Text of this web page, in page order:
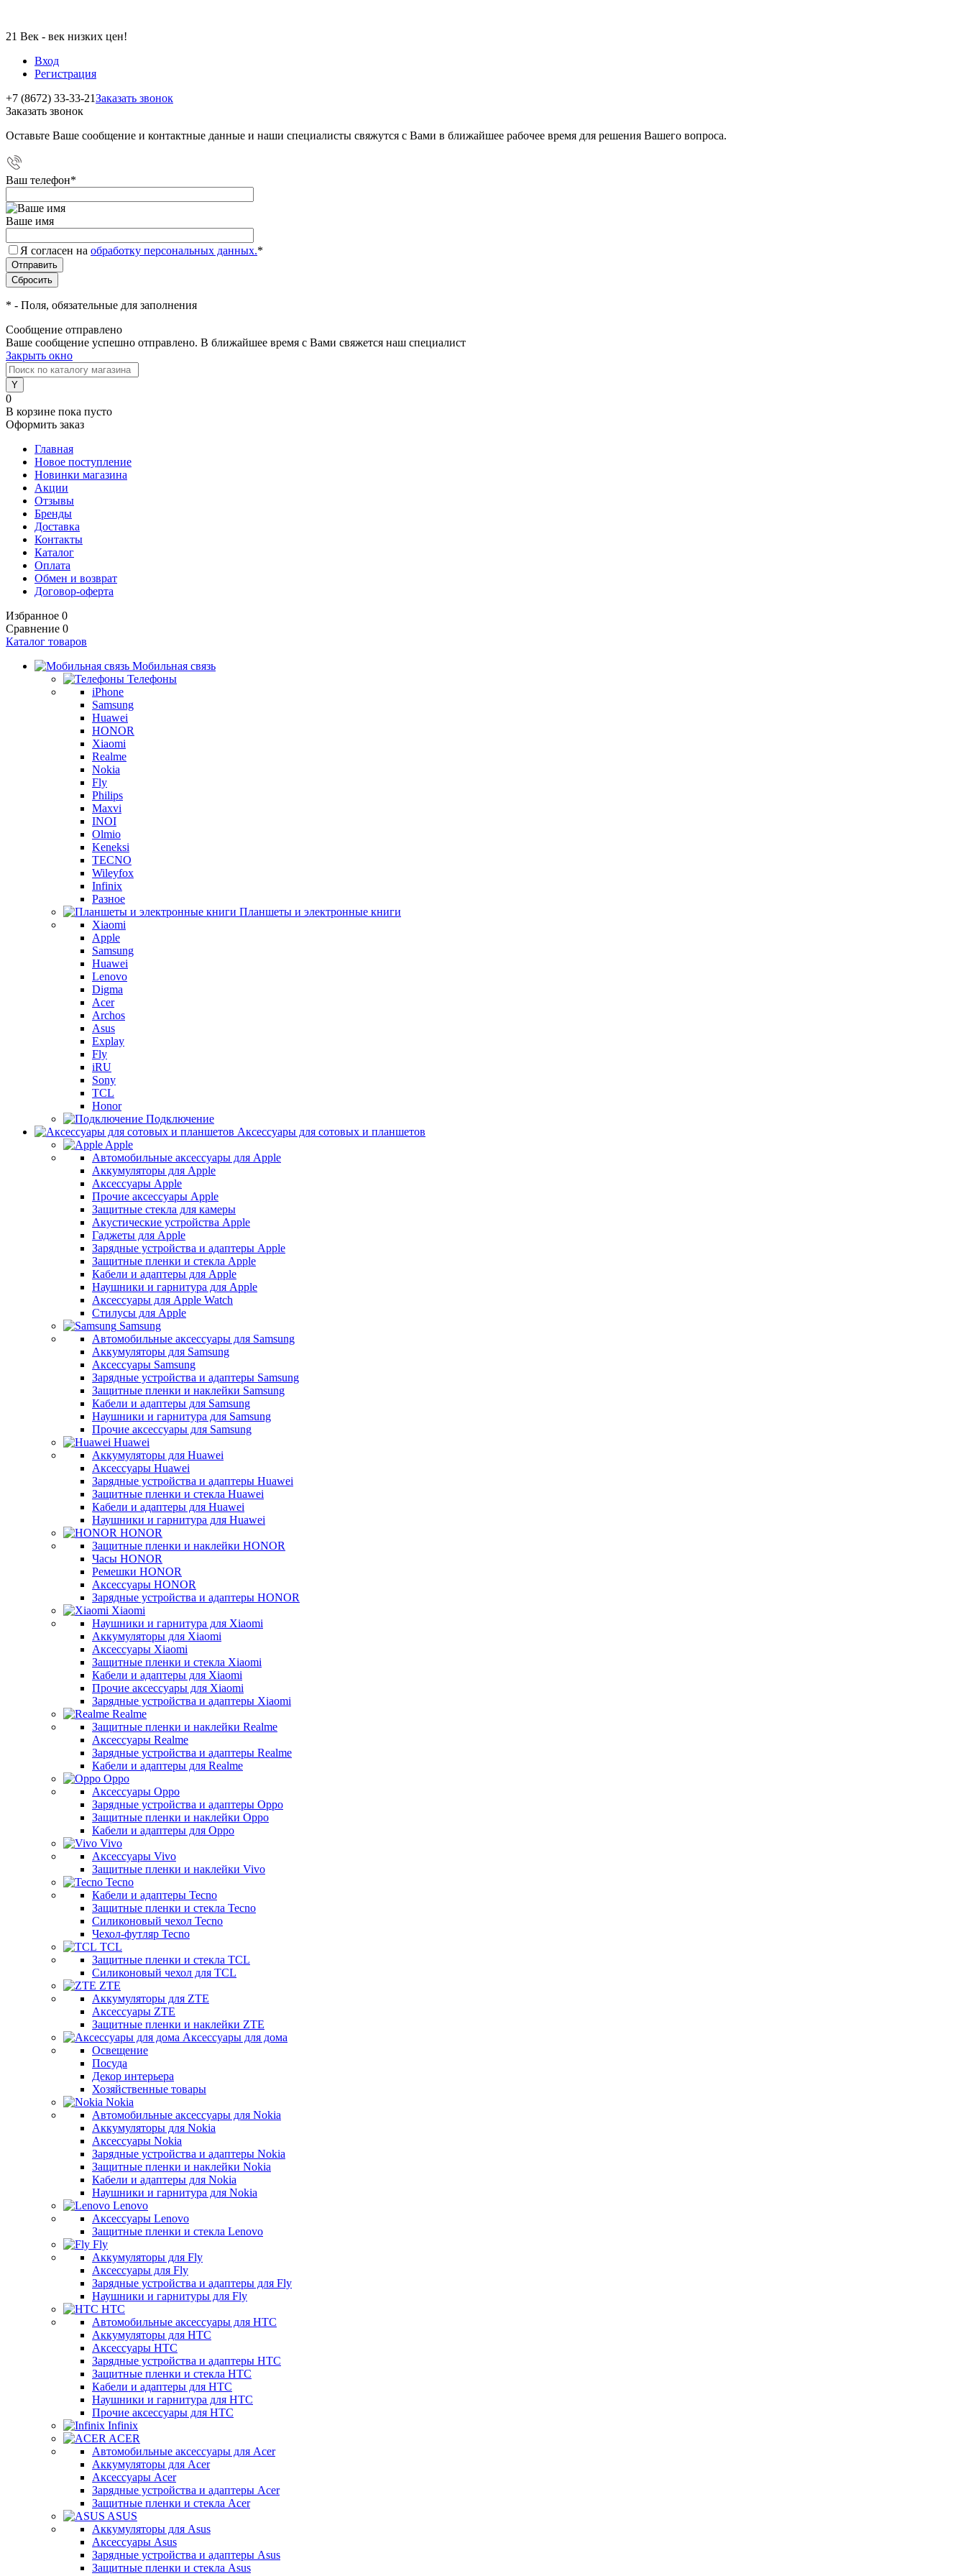
21 Век - век низких цен!
Вход
Регистрация
+7 (8672) 33-33-21Заказать звонок
Заказать звонок
Оставьте Ваше сообщение и контактные данные и наши специалисты свяжутся с Вами в ближайшее рабочее время для решения Вашего вопроса.
Ваш телефон*
Ваше имя
Я согласен на обработку персональных данных.*
* - Поля, обязательные для заполнения
Сообщение отправлено
Ваше сообщение успешно отправлено. В ближайшее время с Вами свяжется наш специалист
Закрыть окно
0
В корзине пока пусто
Оформить заказ
Главная
Новое поступление
Новинки магазина
Акции
Отзывы
Бренды
Доставка
Контакты
Каталог
Оплата
Обмен и возврат
Договор-оферта
Избранное 0
Сравнение 0
Каталог товаров
Мобильная связь
Телефоны
iPhone
Samsung
Huawei
HONOR
Xiaomi
Realme
Nokia
Fly
Philips
Maxvi
INOI
Olmio
Keneksi
TECNO
Wileyfox
Infinix
Разное
Планшеты и электронные книги
Xiaomi
Apple
Samsung
Huawei
Lenovo
Digma
Acer
Archos
Asus
Explay
Fly
iRU
Sony
TCL
Honor
Подключение
Аксессуары для сотовых и планшетов
Apple
Автомобильные аксессуары для Apple
Аккумуляторы для Apple
Аксессуары Apple
Прочие аксессуары Apple
Защитные стекла для камеры
Акустические устройства Apple
Гаджеты для Apple
Зарядные устройства и адаптеры Apple
Защитные пленки и стекла Apple
Кабели и адаптеры для Apple
Наушники и гарнитура для Apple
Аксессуары для Apple Watch
Стилусы для Apple
Samsung
Автомобильные аксессуары для Samsung
Аккумуляторы для Samsung
Аксессуары Samsung
Зарядные устройства и адаптеры Samsung
Защитные пленки и наклейки Samsung
Кабели и адаптеры для Samsung
Наушники и гарнитура для Samsung
Прочие аксессуары для Samsung
Huawei
Аккумуляторы для Huawei
Аксессуары Huawei
Зарядные устройства и адаптеры Huawei
Защитные пленки и стекла Huawei
Кабели и адаптеры для Huawei
Наушники и гарнитура для Huawei
HONOR
Защитные пленки и наклейки HONOR
Часы HONOR
Ремешки HONOR
Аксессуары HONOR
Зарядные устройства и адаптеры HONOR
Xiaomi
Наушники и гарнитура для Xiaomi
Аккумуляторы для Xiaomi
Аксессуары Xiaomi
Защитные пленки и стекла Xiaomi
Кабели и адаптеры для Xiaomi
Прочие аксессуары для Xiaomi
Зарядные устройства и адаптеры Xiaomi
Realme
Защитные пленки и наклейки Realme
Аксессуары Realme
Зарядные устройства и адаптеры Realme
Кабели и адаптеры для Realme
Oppo
Аксессуары Oppo
Зарядные устройства и адаптеры Oppo
Защитные пленки и наклейки Oppo
Кабели и адаптеры для Oppo
Vivo
Аксессуары Vivo
Защитные пленки и наклейки Vivo
Tecno
Кабели и адаптеры Tecno
Защитные пленки и стекла Tecno
Силиконовый чехол Tecno
Чехол-футляр Tecno
TCL
Защитные пленки и стекла TCL
Силиконовый чехол для TCL
ZTE
Аккумуляторы для ZTE
Аксессуары ZTE
Защитные пленки и наклейки ZTE
Аксессуары для дома
Освещение
Посуда
Декор интерьера
Хозяйственные товары
Nokia
Автомобильные аксессуары для Nokia
Аккумуляторы для Nokia
Аксессуары Nokia
Зарядные устройства и адаптеры Nokia
Защитные пленки и наклейки Nokia
Кабели и адаптеры для Nokia
Наушники и гарнитура для Nokia
Lenovo
Аксессуары Lenovo
Защитные пленки и стекла Lenovo
Fly
Аккумуляторы для Fly
Аксессуары для Fly
Зарядные устройства и адаптеры для Fly
Наушники и гарнитуры для Fly
HTC
Автомобильные аксессуары для HTC
Аккумуляторы для HTC
Аксессуары HTC
Зарядные устройства и адаптеры HTC
Защитные пленки и стекла HTC
Кабели и адаптеры для HTC
Наушники и гарнитура для HTC
Прочие аксессуары для HTC
Infinix
ACER
Автомобильные аксессуары для Acer
Аккумуляторы для Acer
Аксессуары Acer
Зарядные устройства и адаптеры Acer
Защитные пленки и стекла Acer
ASUS
Аккумуляторы для Asus
Аксессуары Asus
Зарядные устройства и адаптеры Asus
Защитные пленки и стекла Asus